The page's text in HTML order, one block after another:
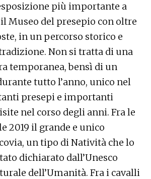
più importante a
Museo del presepio con oltre
in un percorso storico e
Non si tratta di una
temporanea, bensì di un
tutto l’anno, unico nel
presepi e importanti
nel corso degli anni. Fra le
2019 il grande e unico
un tipo di Natività che lo
dichiarato dall’Unesco
dell’Umanità. Fra i cavalli